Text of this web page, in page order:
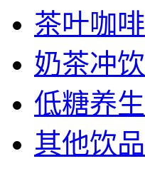
茶叶咖啡
奶茶冲饮
低糖养生
其他饮品